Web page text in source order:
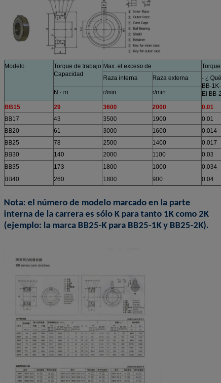
Modelo
Torque de trabajo
Capacidad
Max. el exceso de
Raza interna
Raza externa
- ¿
BB-
El BB-
N · m r/min r/min
BB15 29 3600 2000
0.01
BB17
43 3500 1900
0.01
BB20
61 3000 1600
0.014
BB25
78 2500 1400
0.017
BB30
140 2000 1100
0.03
BB35
173 1800 1000
0.034
BB40
260 1800 900 0.04
Nota: el número de modelo marcado en la parte
interna de la carrera es sólo K para tanto 1K como 2K
(ejemplo: la marca BB25-K para BB25-1K y BB25-2K).